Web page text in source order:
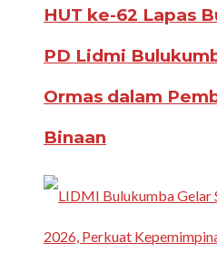
HUT ke-62 Lapas
PD Lidmi
Ormas dalam
Binaan